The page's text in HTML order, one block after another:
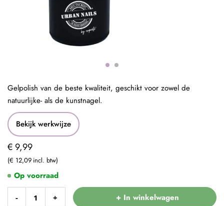
Bekijk werkwijze
€ 9,99
€ 12,09
- + + In winkelwagen
Op voorraad
Gelpolish van de beste kwaliteit, geschikt voor zowel de
natuurlijke- als de kunstnagel.